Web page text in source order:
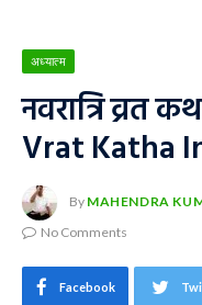
अध्यात्म
नवरात्रि व्रत
Vrat Katha
By MAHENDRA
No Comments
Facebook